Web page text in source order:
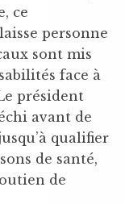
ce
personne
sont mis
face à
président
avant de
qualifier
de santé,
de